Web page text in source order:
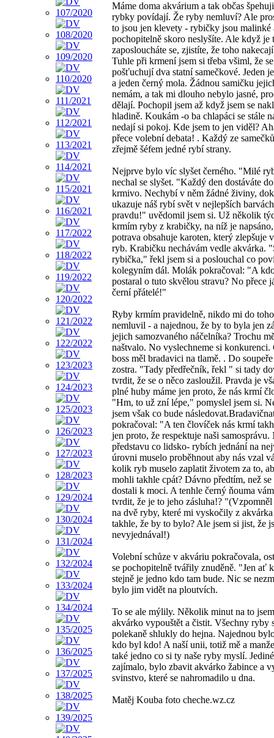
Máme doma akvárium a tak občas
rybky povídají. Že ryby nemluví? Ale
to jsou jen klevety - rybičky jsou malinké
pochopitelně skoro neslyšíte. Ale když je
zaposloucháte se, zjistíte, že toho
Tuhle při krmení jsem si třeba všiml, že
pošťuchují dva statní samečkové. Jeden
a jeden černý mola. Žádnou samičku
nemám, a tak mi dlouho nebylo jasné,
dělají. Pochopil jsem až když jsem se
hladině. Koukám -o ba chlapáci se stále
nedají si pokoj. Kde jsem to jen viděl?
přece volební debata! . Každý ze
zřejmě šéfem jedné rybí strany.
Nejprve bylo víc slyšet černého. "Milé
nechal se slyšet. "Každý den dostáváte
krmivo. Nechybí v něm žádné živiny,
ukazuje náš rybí svět v nejlepších
pravdu!" uvědomil jsem si. Už několik
krmím ryby z krabičky, na níž je
potrava obsahuje karoten, který zlepšuje
ryb. Krabičku nechávám vedle akvárka.
rybička," řekl jsem si a poslouchal co
kolegyním dál. Molák pokračoval: "A
postaral o tuto skvělou stravu? No přece
černí přátelé!"
Ryby krmím pravidelně, nikdo mi do
nemluvil - a najednou, že by to byla jen
jejich samozvaného náčelníka? Trochu
naštvalo. No vyslechneme si konkurenci.
boss měl bradavici na tlamě. . Do
zostra. "Tady předřečník, řekl " si tady
tvrdit, že se o něco zasloužil. Pravda je
plné huby máme jen proto, že nás krmí
"Hm, to už zní lépe," pomyslel jsem si.
jsem však co bude
pokračoval: "A ten človíček nás krmí
jen proto, že respektuje naši samosprávu.
představu co lidsko- rybích jednání na
úrovni muselo proběhnout aby nás vzal
kolik ryb muselo zaplatit životem za to,
mohli takhle cpát? Dávno předtím, než se
dostali k moci. A tenhle černý ňouma
tvrdit, že je to jeho zásluha!? "(Vzpomněl
na dvě ryby, které mi vyskočily z
takhle, že by to bylo? Ale jsem si jist, že
nevyjednával!)
Volební schůze v akváriu pokračovala,
se pochopitelně tvářily znuděně. "Jen ať
stejně je jedno kdo tam bude. Nic se
bylo jim vidět na ploutvích.
To se ale mýlily. Několik minut na to
akvárko vypouštět a čistit. Všechny ryby
polekaně shlukly do hejna. Najednou
kdo byl kdo! A naší unii, totiž mě a
také jedno co si ty naše ryby myslí.
zajímalo, bylo zbavit akvárko žabince a
svinstvo, které se nahromadilo u dna.
Matěj Kouba foto cheche.wz.cz